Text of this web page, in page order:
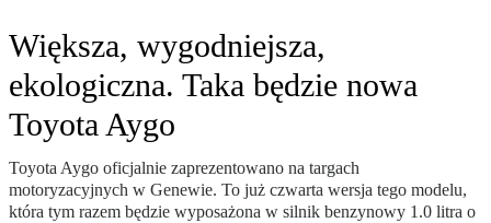
Większa, wygodniejsza,
ekologiczna. Taka będzie nowa
Toyota Aygo
Toyota Aygo oficjalnie zaprezentowano na targach
motoryzacyjnych w Genewie. To już czwarta wersja tego modelu,
która tym razem będzie wyposażona w silnik benzynowy 1.0 litra o